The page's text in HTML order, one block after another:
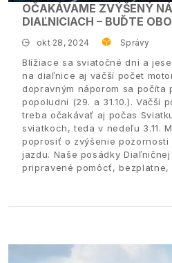
OČAKÁVAME ZVÝŠENÝ
DIAĽNICIACH – BUĎTE
okt 28, 2024 Správy
Blížiace sa sviatočné dni a
na diaľnice aj väčší počet
dopravným náporom sa počíta
popoludní (29. a 31.10.). Väčší
treba očakávať aj počas
sviatkoch, teda v nedeľu 3.11.
poprosiť o zvýšenie
jazdu. Naše posádky
pripravené pomôcť, bezplatne,